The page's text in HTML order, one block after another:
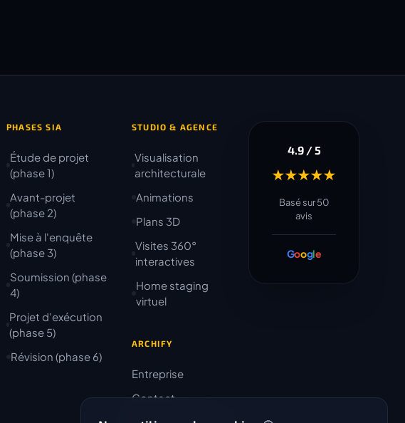
PHASES SIA
Étude de projet
(phase 1)
Avant-projet
(phase 2)
Mise à l'enquête
(phase 3)
Soumission (phase
4)
Projet d'exécution
(phase 5)
Révision (phase 6)
STUDIO & AGENCE
Visualisation
architecturale
Animations
Plans 3D
Visites 360°
interactives
Home staging
virtuel
ARCHIFY
Entreprise
Contact
4.9 / 5
★★★★★
Basé sur 50
avis
Google